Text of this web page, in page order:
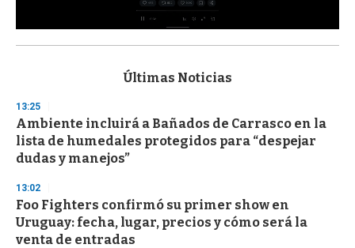
s
d
s
o
f
3
s
e
c
o
n
Últimas Noticias
13:25
Ambiente incluirá a Bañados de Carrasco en la
lista de humedales protegidos para “despejar
dudas y manejos”
13:02
Foo Fighters confirmó su primer show en
Uruguay: fecha, lugar, precios y cómo será la
venta de entradas